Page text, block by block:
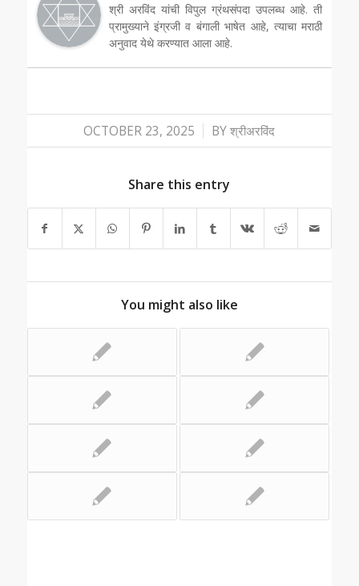
श्री अरविंद यांची विपुल ग्रंथसंपदा उपलब्ध आहे. ती
प्रामुख्याने इंग्रजी व बंगाली भाषेत आहे, त्याचा मराठी
अनुवाद येथे करण्यात आला आहे.
OCTOBER 23, 2025
/ BYश्रीअरविंद
Share this entry
You might also like